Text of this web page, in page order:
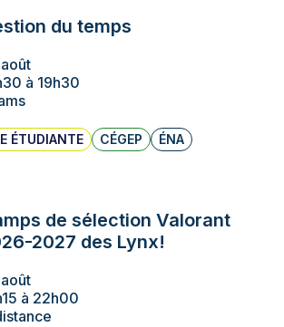
du temps
à 19h30
ÉTUDIANTE CÉGEP ÉNA
de sélection Valorant
2027 des Lynx!
à 22h00